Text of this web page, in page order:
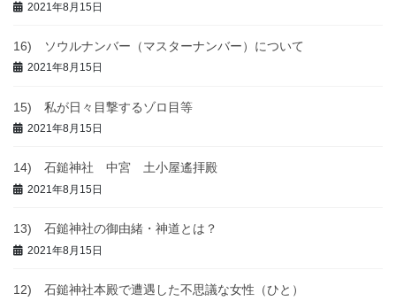
2021年8月15日
16) ソウルナンバー（マスターナンバー）について
2021年8月15日
15) 私が日々目撃するゾロ目等
2021年8月15日
14) 石鎚神社 中宮 土小屋遙拝殿
2021年8月15日
13) 石鎚神社の御由緒・神道とは？
2021年8月15日
12) 石鎚神社本殿で遭遇した不思議な女性（ひと）